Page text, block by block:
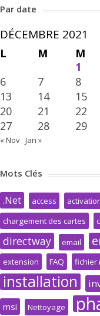
Par date
DÉCEMBRE 2021
L M M
1
6
7 8
13
14 15
20
21 22
27
28 29
« Nov Jan »
Mots Clés
.Net access
chargement des cartes
directway email
extension FAQ fichier
installation
msi Nettoyage